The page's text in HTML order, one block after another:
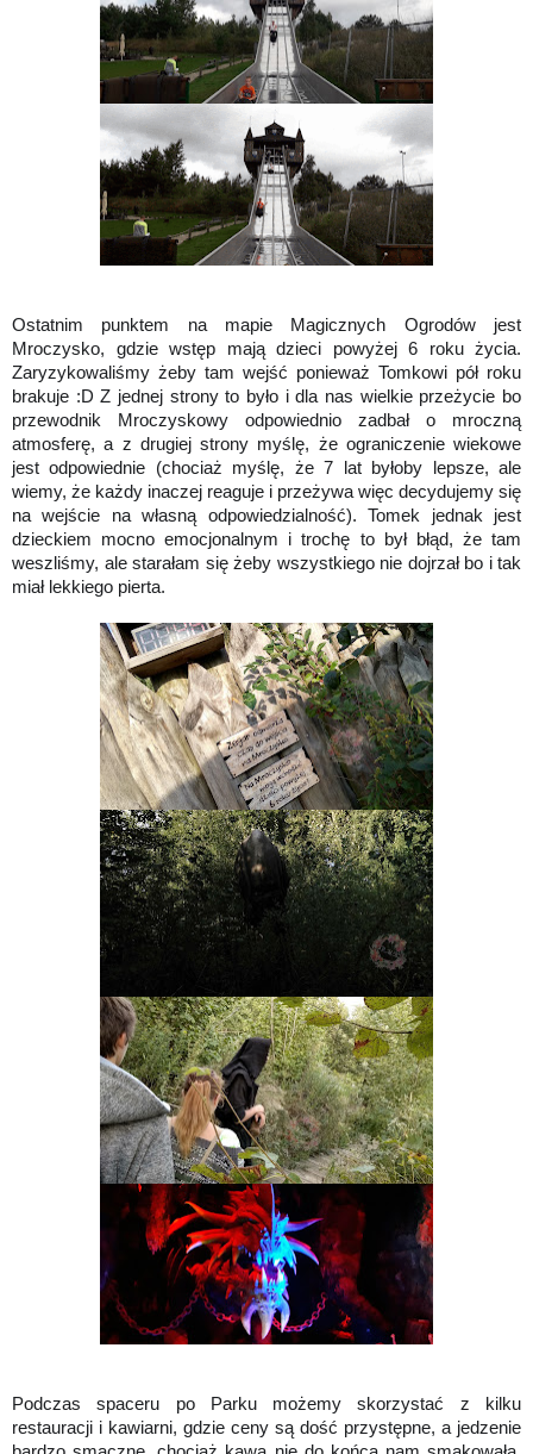
Ostatnim punktem na mapie Magicznych Ogrodów jest
Mroczysko, gdzie wstęp mają dzieci powyżej 6 roku życia.
Zaryzykowaliśmy żeby tam wejść ponieważ Tomkowi pół roku
brakuje :D Z jednej strony to było i dla nas wielkie przeżycie bo
przewodnik Mroczyskowy odpowiednio zadbał o mroczną
atmosferę, a z drugiej strony myślę, że ograniczenie wiekowe
jest odpowiednie (chociaż myślę, że 7 lat byłoby lepsze, ale
wiemy, że każdy inaczej reaguje i przeżywa więc decydujemy się
na wejście na własną odpowiedzialność). Tomek jednak jest
dzieckiem mocno emocjonalnym i trochę to był błąd, że tam
weszliśmy, ale starałam się żeby wszystkiego nie dojrzał bo i tak
miał lekkiego pierta.
Podczas spaceru po Parku możemy skorzystać z kilku
restauracji i kawiarni, gdzie ceny są dość przystępne, a jedzenie